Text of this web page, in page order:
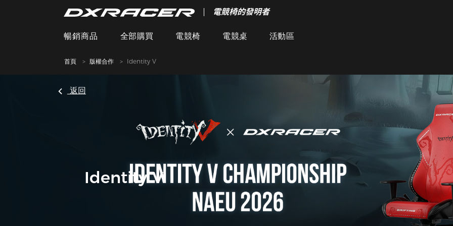
電競椅的發明者
暢銷商品 全部購買 電競椅 電競桌 活動區
首頁 版權合作 Identity V
返回
Identity V